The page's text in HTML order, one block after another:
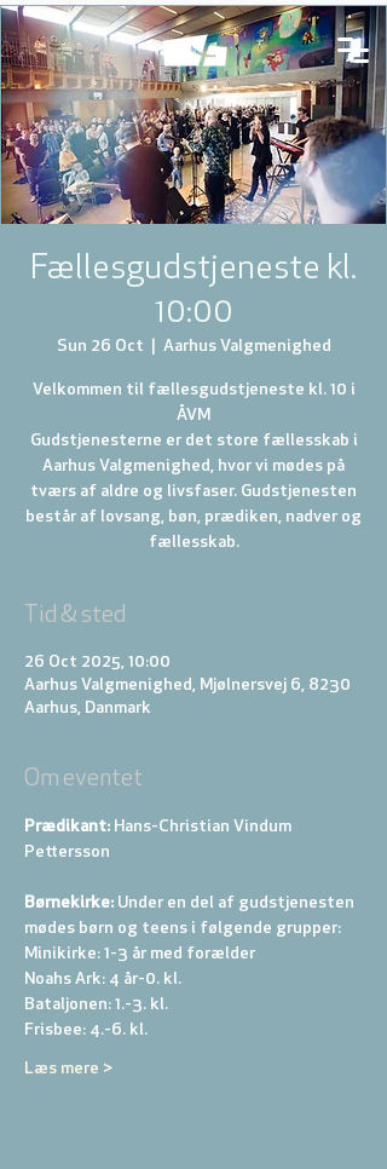
Fællesgudstjeneste kl.
10:00
Sun 26 Oct Aarhus Valgmenighed
Velkommen til fællesgudstjeneste kl. 10 i
ÅVM
Gudstjenesterne er det store fællesskab i
Aarhus Valgmenighed, hvor vi mødes på
tværs af aldre og livsfaser. Gudstjenesten
består af lovsang, bøn, prædiken, nadver og
fællesskab.
Tid & sted
26 Oct 2025, 10:00
Aarhus Valgmenighed, Mjølnersvej 6, 8230
Aarhus, Danmark
Om eventet
Prædikant: Hans-Christian Vindum
Pettersson
Børnekirke: Under en del af gudstjenesten
mødes børn og teens i følgende grupper:
Minikirke: 1-3 år med forælder
Noahs Ark: 4 år-0. kl.
Bataljonen: 1.-3. kl.
Frisbee: 4.-6. kl.
Læs mere >